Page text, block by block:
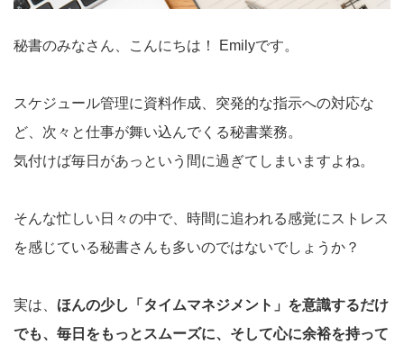
秘書のみなさん、こんにちは！ Emilyです。
スケジュール管理に資料作成、突発的な指示への対応な
ど、次々と仕事が舞い込んでくる秘書業務。
気付けば毎日があっという間に過ぎてしまいますよね。
そんな忙しい日々の中で、時間に追われる感覚にストレス
を感じている秘書さんも多いのではないでしょうか？
実は、 ほんの少し「タイムマネジメント」を意識するだけ
でも、毎日をもっとスムーズに、そして心に余裕を持って